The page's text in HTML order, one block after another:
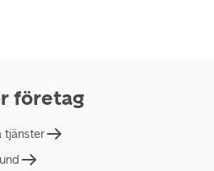
företag
tjänster